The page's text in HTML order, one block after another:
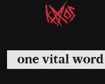
Kaaoszine
one vital word